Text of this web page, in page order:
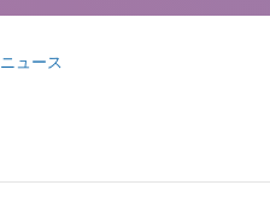
ニュース